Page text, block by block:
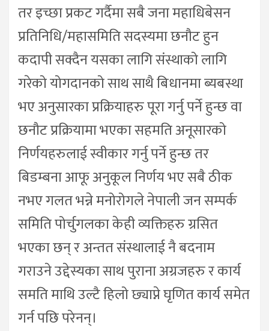
तर इच्छा प्रकट गर्दैमा सबै जना महाधिबेसन
प्रतिनिधि/महासमिति सदस्यमा छनौट हुन
कदापी सक्दैन यसका लागि संस्थाको लागि
गरेको योगदानको साथ साथै बिधानमा ब्यबस्था
भए अनुसारका प्रक्रियाहरु पूरा गर्नु पर्ने हुन्छ वा
छनौट प्रक्रियामा भएका सहमति अनूसारको
निर्णयहरुलाई स्वीकार गर्नु पर्ने हुन्छ तर
बिडम्बना आफू अनुकूल निर्णय भए सबै ठीक
नभए गलत भन्ने मनोरोगले नेपाली जन सम्पर्क
समिति पोर्चुगलका केही व्यक्तिहरु ग्रसित
भएका छन् र अन्तत संस्थालाई नै बदनाम
गराउने उद्देस्यका साथ पुराना अग्रजहरु र कार्य
समति माथि उल्टै हिलो छ्याप्ने घृणित कार्य समेत
गर्न पछि परेनन्।